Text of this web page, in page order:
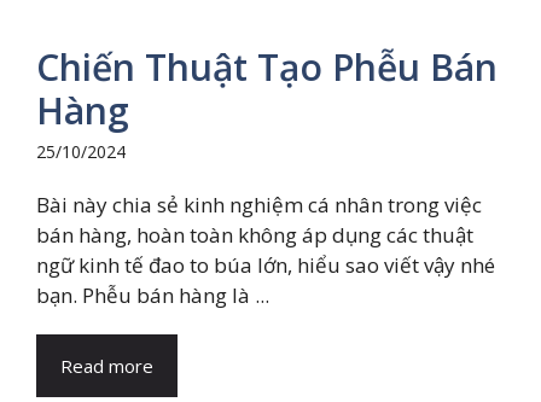
Chiến Thuật Tạo Phễu Bán
Hàng
25/10/2024
Bài này chia sẻ kinh nghiệm cá nhân trong việc
bán hàng, hoàn toàn không áp dụng các thuật
ngữ kinh tế đao to búa lớn, hiểu sao viết vậy nhé
bạn. Phễu bán hàng là ...
Read more